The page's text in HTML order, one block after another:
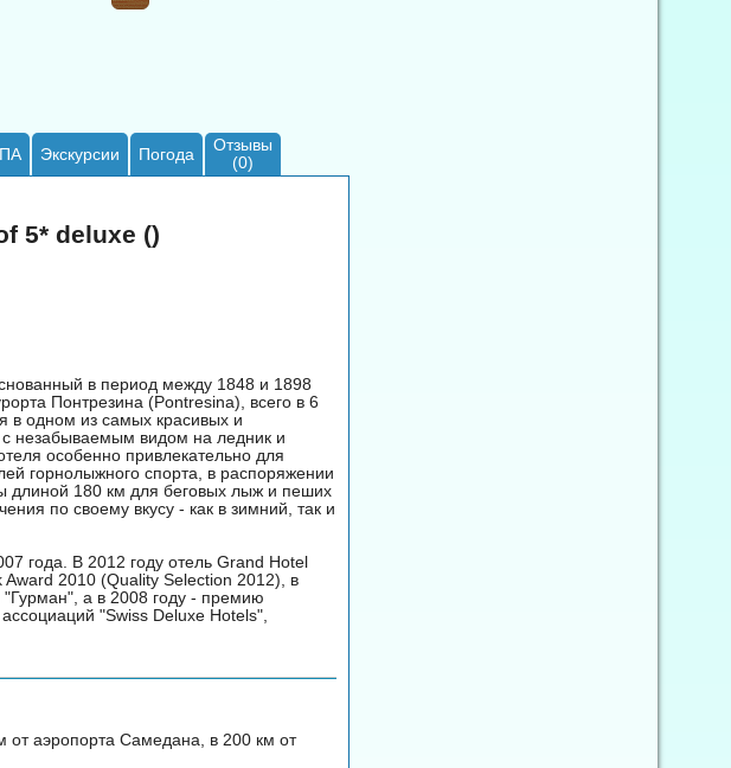
Экскурсии Погода
Отзывы
(0)
5* deluxe ()
в период между 1848 и 1898
Понтрезина (Pontresina), всего в 6
в одном из самых красивых и
с незабываемым видом на ледник и
особенно привлекательно для
горнолыжного спорта, в распоряжении
длиной 180 км для беговых лыж и пеших
по своему вкусу - как в зимний, так и
года. В 2012 году отель Grand Hotel
2010 (Quality Selection 2012), в
"Гурман", а в 2008 году - премию
"Swiss Deluxe Hotels",
аэропорта Самедана, в 200 км от